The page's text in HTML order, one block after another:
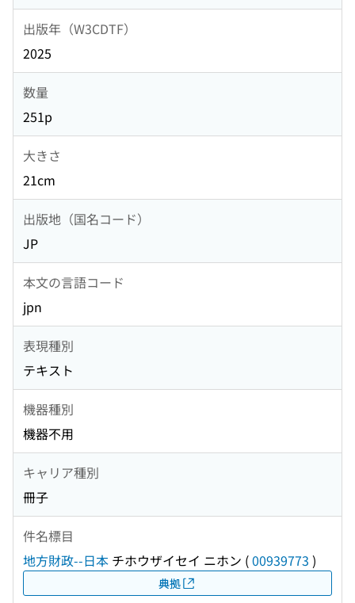
出版年（W3CDTF）
2025
数量
251p
大きさ
21cm
出版地（国名コード）
JP
本文の言語コード
jpn
表現種別
テキスト
機器種別
機器不用
キャリア種別
冊子
件名標目
地方財政--日本 チホウザイセイ ニホン (00939773 )
典拠